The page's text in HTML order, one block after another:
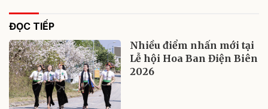
ĐỌC TIẾP
Nhiều điểm nhấn mới tại
Lễ hội Hoa Ban Điện Biên
2026